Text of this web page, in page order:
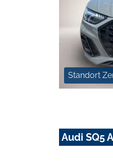
Standort
Audi SQ5